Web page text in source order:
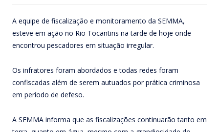
A equipe de fiscalização e monitoramento da SEMMA,
esteve em ação no Rio Tocantins na tarde de hoje onde
encontrou pescadores em situação irregular.
Os infratores foram abordados e todas redes foram
confiscadas além de serem autuados por prática criminosa
em período de defeso.
A SEMMA informa que as fiscalizações continuarão tanto em